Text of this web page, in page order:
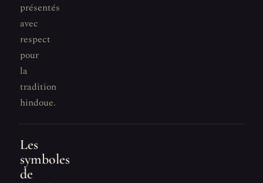
présentés
avec
respect
pour
la
tradition
hindoue.
Les
symboles
de